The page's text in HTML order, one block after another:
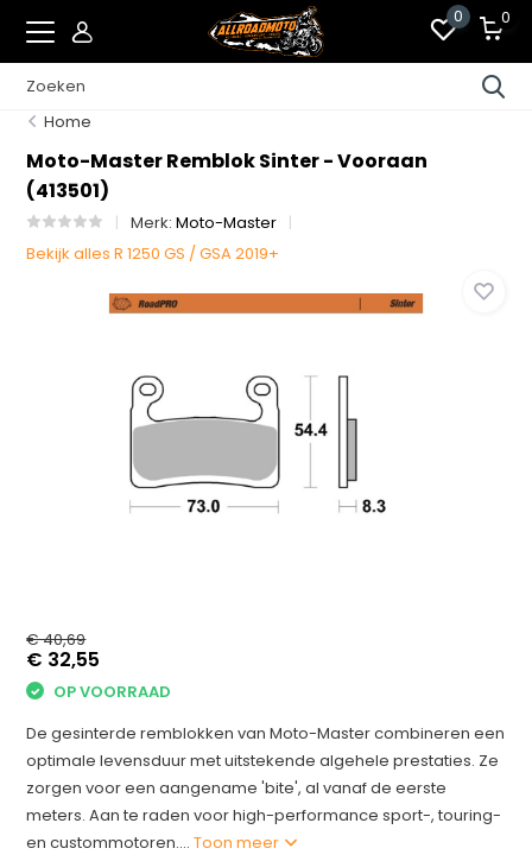
0 0
Home
Moto-Master Remblok Sinter - Vooraan
(413501)
Merk:Moto-Master
Bekijk alles R 1250 GS / GSA 2019+
€ 40,69
€ 32,55
OP VOORRAAD
De gesinterde remblokken van Moto-Master combineren een
optimale levensduur met uitstekende algehele prestaties. Ze
zorgen voor een aangename 'bite', al vanaf de eerste
meters. Aan te raden voor high-performance sport-, touring-
en custommotoren....Toon meer